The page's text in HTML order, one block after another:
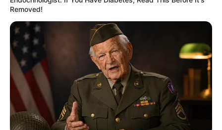
promulgar PEC 14 em semana de
mobilização.
Presidente Kennedy (ES) abre processo
seletivo para Agentes de Saúde e de
Combate às Endemias.
PEC 14: o que acontece com quinquênio,
triênio e sexta-parte na aposentadoria?
Removed!